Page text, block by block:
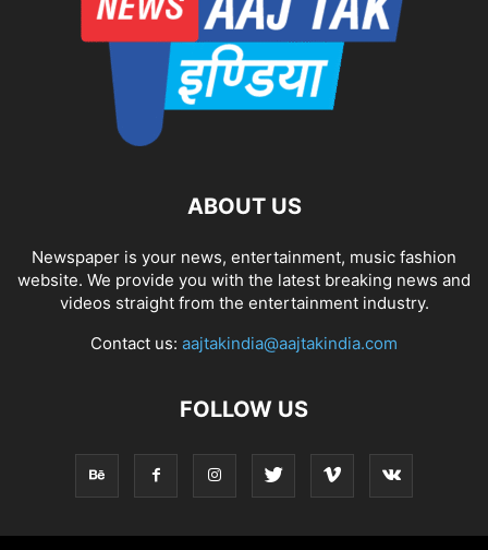
ABOUT US
Newspaper is your news, entertainment, music fashion
website. We provide you with the latest breaking news and
videos straight from the entertainment industry.
Contact us: aajtakindia@aajtakindia.com
FOLLOW US